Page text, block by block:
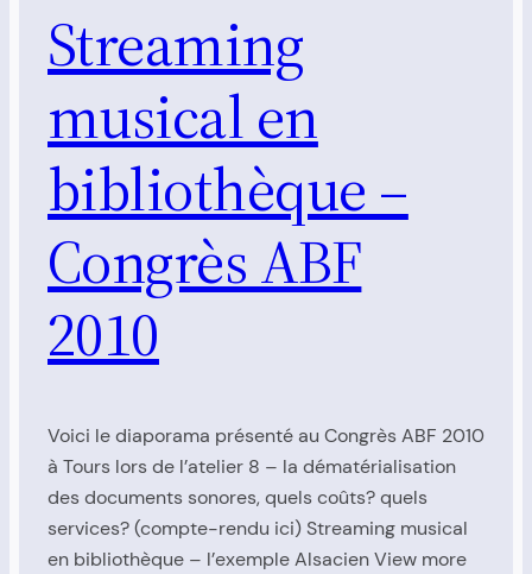
Streaming
musical en
bibliothèque –
Congrès ABF
2010
Voici le diaporama présenté au Congrès ABF 2010
à Tours lors de l’atelier 8 – la dématérialisation
des documents sonores, quels coûts? quels
services? (compte-rendu ici) Streaming musical
en bibliothèque – l’exemple Alsacien View more